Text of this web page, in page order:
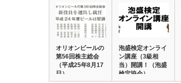
オリオンビールの
第56回株主総会
（平成25年8月17
日）
泡盛検定オンライ
ン講座（3級相
当）開講！（泡盛
検定協会）